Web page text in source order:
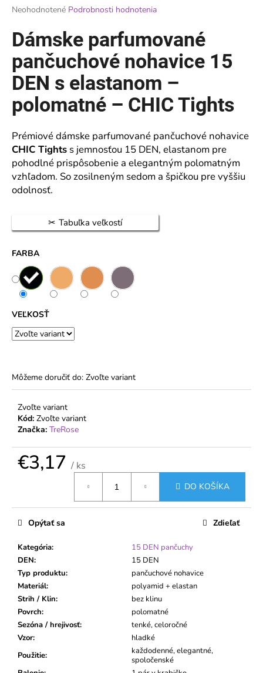
Priemerné
produktu
je
5
hviezdičiek.
Neohodnotené Podrobnosti hodnotenia
Dámske parfumované
pančuchové nohavice 15
DEN s elastanom –
polomatné – CHIC Tights
Prémiové dámske parfumované pančuchové nohavice
CHIC Tights s jemnosťou 15 DEN, elastanom pre
pohodlné prispôsobenie a elegantným polomatným
vzhľadom. So zosilneným sedom a špičkou pre vyššiu
odolnosť.
Tabuľka veľkostí
FARBA
VEĽKOSŤ
Môžeme doručiť do: Zvoľte variant
Zvoľte variant
Kód: Zvoľte variant
Značka: TreRose
€3,17 / ks
DO KOŠÍKA
Kategória:
15 DEN pančuchy
DEN:
15 DEN
Typ produktu:
pančuchové nohavice
Materiál:
polyamid + elastan
Strih / Klin:
bez klinu
Povrch:
polomatné
Sezóna / hrejivosť:
tenké, celoročné
Vzor:
hladké
Použitie:
každodenné, elegantné,
spoločenské
Opýtať sa Zdieľať
á
j
s
ť
?
HĽADAŤ
O
o
ú
a
m
DÁMSKE
DEN
POLOMATNÉ
ORCHIDEA
€3,45